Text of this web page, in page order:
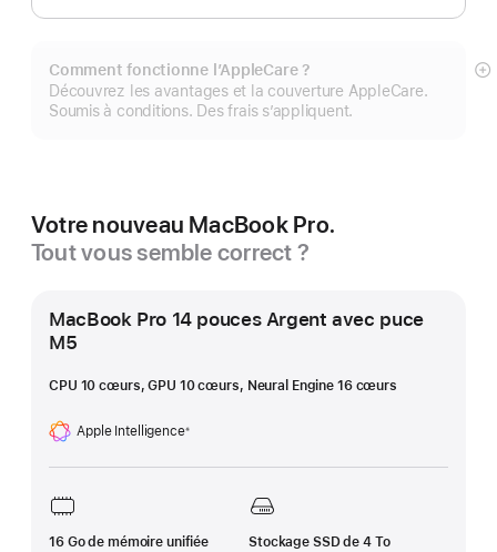
Comment fonctionne l’AppleCare ?
Découvrez les avantages et la couverture AppleCare.
Soumis à conditions. Des frais s’appliquent.
Votre nouveau MacBook Pro.
Tout vous semble correct ?
MacBook Pro 14 pouces Argent avec puce
M5
CPU 10 cœurs, GPU 10 cœurs, Neural Engine 16 cœurs
Apple Intelligence
Note
de
※
16 Go de mémoire unifiée Stockage SSD de 4 To